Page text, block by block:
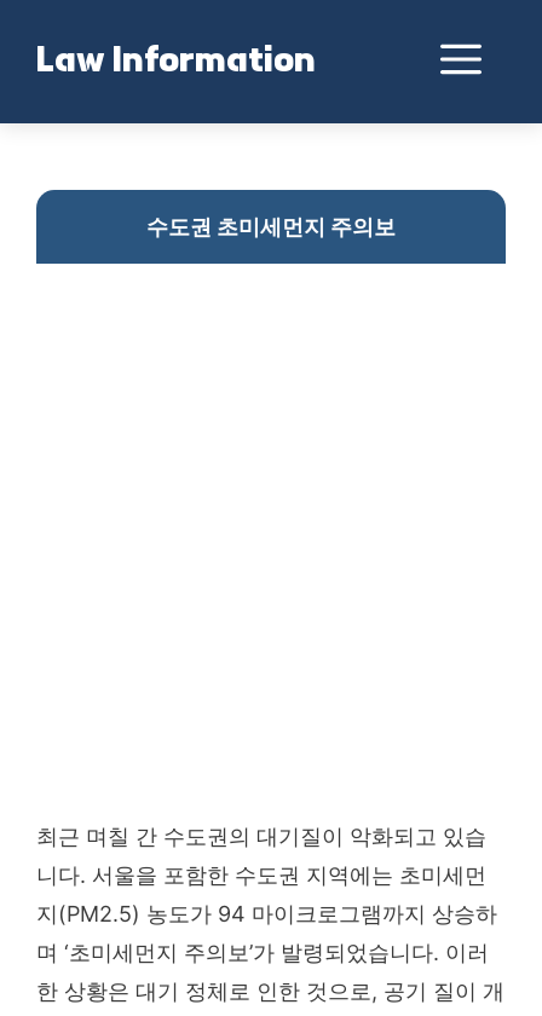
contentLaw Information
수도권 초미세먼지 주의보
최근 며칠 간 수도권의 대기질이 악화되고 있습
니다. 서울을 포함한 수도권 지역에는 초미세먼
지(PM2.5) 농도가 94 마이크로그램까지 상승하
며 ‘초미세먼지 주의보’가 발령되었습니다. 이러
한 상황은 대기 정체로 인한 것으로, 공기 질이 개